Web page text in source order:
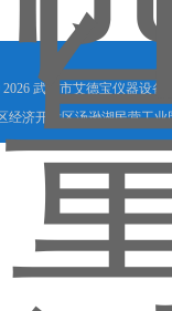
武汉市艾德宝仪器设备
经济开发区汤逊湖民营工业